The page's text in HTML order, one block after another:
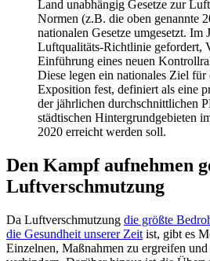
Land unabhängig Gesetze zur
Normen (z.B. die oben genannte
nationalen Gesetze umgesetzt.
Luftqualitäts-Richtlinie gefordert,
Einführung eines neuen
Diese legen ein nationales Ziel
Exposition fest, definiert als eine
der jährlichen durchschnittlichen
städtischen Hintergrundgebieten
2020 erreicht werden soll.
Den Kampf aufnehmen
Luftverschmutzung
Da Luftverschmutzung die größte
die Gesundheit unserer Zeit ist, gibt es
Einzelnen, Maßnahmen zu ergreifen